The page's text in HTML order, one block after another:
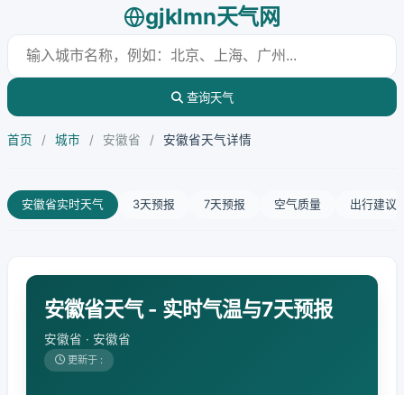
gjklmn天气网
查询天气
首页 / 城市 / 安徽省 / 安徽省天气详情
安徽省实时天气 3天预报 7天预报 空气质量 出行建议
安徽省天气 - 实时气温与7天预报
安徽省 · 安徽省
更新于 :